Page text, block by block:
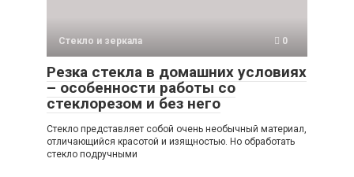
Стекло и зеркала 0
Резка стекла в домашних условиях
– особенности работы со
стеклорезом и без него
Стекло представляет собой очень необычный материал,
отличающийся красотой и изящностью. Но обработать
стекло подручными